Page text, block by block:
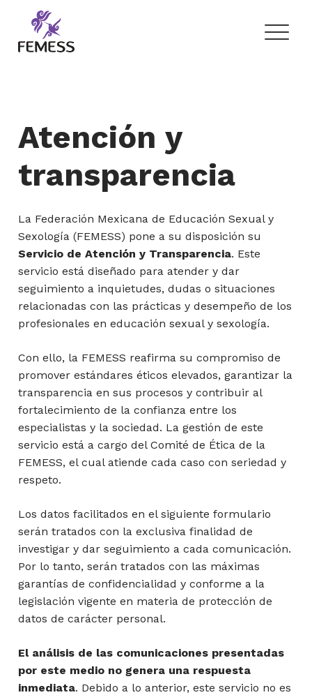
content
Femess
Federación Mexicana de Educación Sexual y Sexología, A.C.
Atención y
transparencia
La Federación Mexicana de Educación Sexual y
Sexología (FEMESS) pone a su disposición su
Servicio de Atención y Transparencia. Este
servicio está diseñado para atender y dar
seguimiento a inquietudes, dudas o situaciones
relacionadas con las prácticas y desempeño de los
profesionales en educación sexual y sexología.
Con ello, la FEMESS reafirma su compromiso de
promover estándares éticos elevados, garantizar la
transparencia en sus procesos y contribuir al
fortalecimiento de la confianza entre los
especialistas y la sociedad. La gestión de este
servicio está a cargo del Comité de Ética de la
FEMESS, el cual atiende cada caso con seriedad y
respeto.
Los datos facilitados en el siguiente formulario
serán tratados con la exclusiva finalidad de
investigar y dar seguimiento a cada comunicación.
Por lo tanto, serán tratados con las máximas
garantías de confidencialidad y conforme a la
legislación vigente en materia de protección de
datos de carácter personal.
El análisis de las comunicaciones presentadas
por este medio no genera una respuesta
inmediata. Debido a lo anterior, este servicio no es